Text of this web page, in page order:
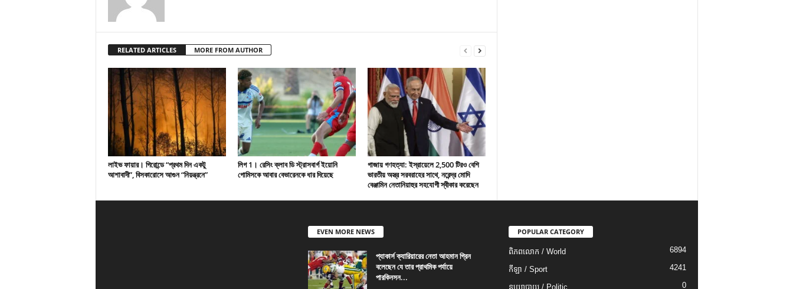
RELATED ARTICLES MORE FROM AUTHOR
লাইভ ফায়ার। গিরোন্ডে “প্রথম দিন একটু
আশাবাদী”, বিসকারোসে আগুন “নিয়ন্ত্রনে”
লিগ 1। রেসিং ক্লাব ডি স্ট্রাসবার্গ ইয়োনি
গোমিসকে আবার বেভারেনকে ধার দিয়েছে
গাজায় গণহত্যা: ইস্রায়েলে 2,500 টিরও বেশি
ভারতীয় অস্ত্র সরবরাহের সাথে, নরেন্দ্র মোদি
বেঞ্জামিন নেতানিয়াহুর সহযোগী স্বীকার করেছেন
EVEN MORE NEWS
প্যাকার্স ক্যারিয়ারের নেতা আহমান গ্রিন
বলেছেন যে তার প্রাথমিক পর্যায়ে
পারকিনসন...
POPULAR CATEGORY
ពិភពលោក / World 6894
កីឡា / Sport 4241
នយោបាយ / Politic 0